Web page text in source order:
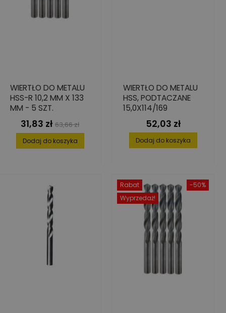
WIERTŁO DO METALU
HSS-R 10,2 MM X 133
MM - 5 SZT.
Cena
31,83 zł Cena
podstawowa
63,66 zł
Dodaj do koszyka
WIERTŁO DO METALU
HSS, PODTACZANE
15,0X114/169
Cena
52,03 zł
Dodaj do koszyka
-50%
Rabat
Wyprzedaż!